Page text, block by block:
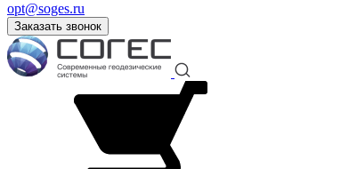
opt@soges.ru
Заказать звонок